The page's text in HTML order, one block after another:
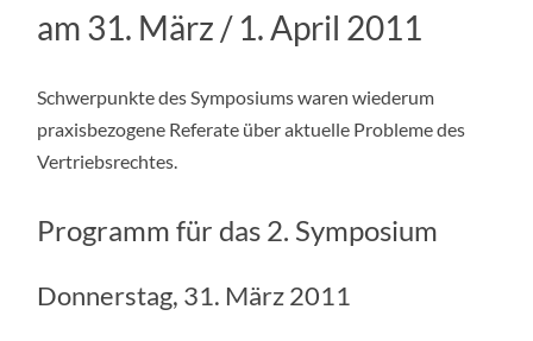
am 31. März / 1. April 2011
Schwerpunkte des Symposiums waren wiederum
praxisbezogene Referate über aktuelle Probleme des
Vertriebsrechtes.
Programm für das 2. Symposium
Donnerstag, 31. März 2011